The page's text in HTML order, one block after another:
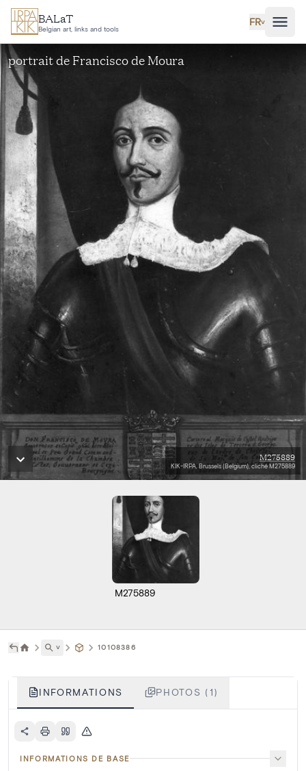
Aller au contenu principal
BALaT
Belgian art, links and tools
FR˅
portrait de Francisco de Moura
M275889
KIK-IRPA, Brussels (Belgium), cliché M275889
M275889
˅ 10108386
INFORMATIONS PHOTOS (1)
INFORMATIONS DE BASE